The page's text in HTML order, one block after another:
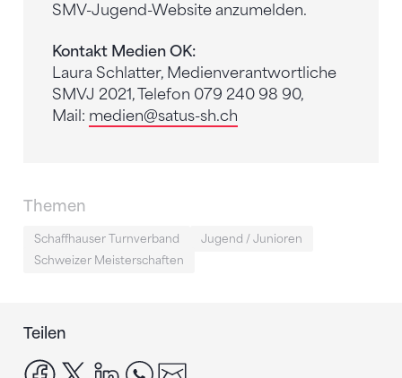
SMV-Jugend-Website anzumelden.
Kontakt Medien OK:
Laura Schlatter, Medienverantwortliche
SMVJ 2021, Telefon 079 240 98 90,
Mail: medien@satus-sh.ch
Themen
Schaffhauser Turnverband
Jugend / Junioren
Schweizer Meisterschaften
Teilen
facebook
x linkedinwhatsapp